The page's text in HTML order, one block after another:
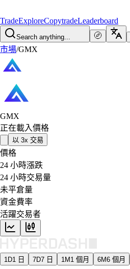
TradeExploreCopytradeLeaderboard
Search anything...
市場/GMX
GMX
正在載入價格
以 3x 交易
價格
24 小時漲跌
24 小時交易量
未平倉量
資金費率
活躍交易者
1D1 日 7D7 日 1M 1 個月 6M6 個月